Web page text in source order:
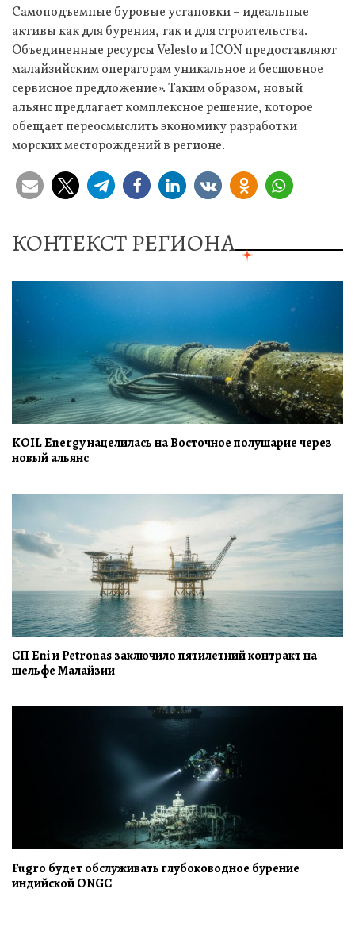
Самоподъемные буровые установки – идеальные
активы как для бурения, так и для строительства.
Объединенные ресурсы Velesto и ICON предоставляют
малайзийским операторам уникальное и бесшовное
сервисное предложение». Таким образом, новый
альянс предлагает комплексное решение, которое
обещает переосмыслить экономику разработки
морских месторождений в регионе.
КОНТЕКСТ РЕГИОНА
KOIL Energy нацелилась на Восточное полушарие через
новый альянс
СП Eni и Petronas заключило пятилетний контракт на
шельфе Малайзии
Fugro будет обслуживать глубоководное бурение
индийской ONGC